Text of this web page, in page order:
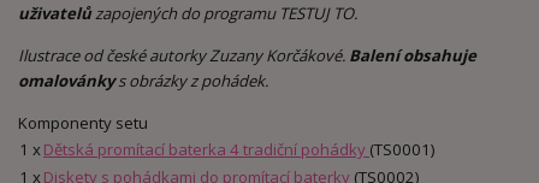
uživatelůzapojených do programu TESTUJ TO.
Ilustrace od české autorky Zuzany Korčákové. Balení obsahuje
omalovánkys obrázky z pohádek.
Komponenty setu
1 xDětská promítací baterka 4 tradiční pohádky (TS0001)
1 xDiskety s pohádkami do promítací baterky (TS0002)